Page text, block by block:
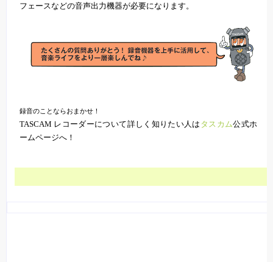
フェースなどの音声出力機器が必要になります。
録音のことならおまかせ！
TASCAM レコーダーについて詳しく知りたい人は タスカム公式ホ
ームページへ！